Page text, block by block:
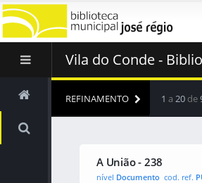
Vila do Conde -
REFINAMENTO 1 a 20 de
A União - 238
nível Documento cod. ref.